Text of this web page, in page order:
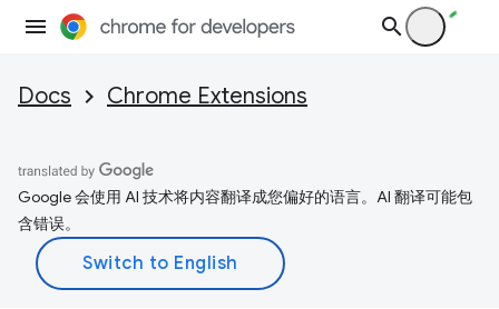
Docs Chrome Extensions
Google 会使用 AI 技术将内容翻译成您偏好的语言。AI 翻译可能包
含错误。